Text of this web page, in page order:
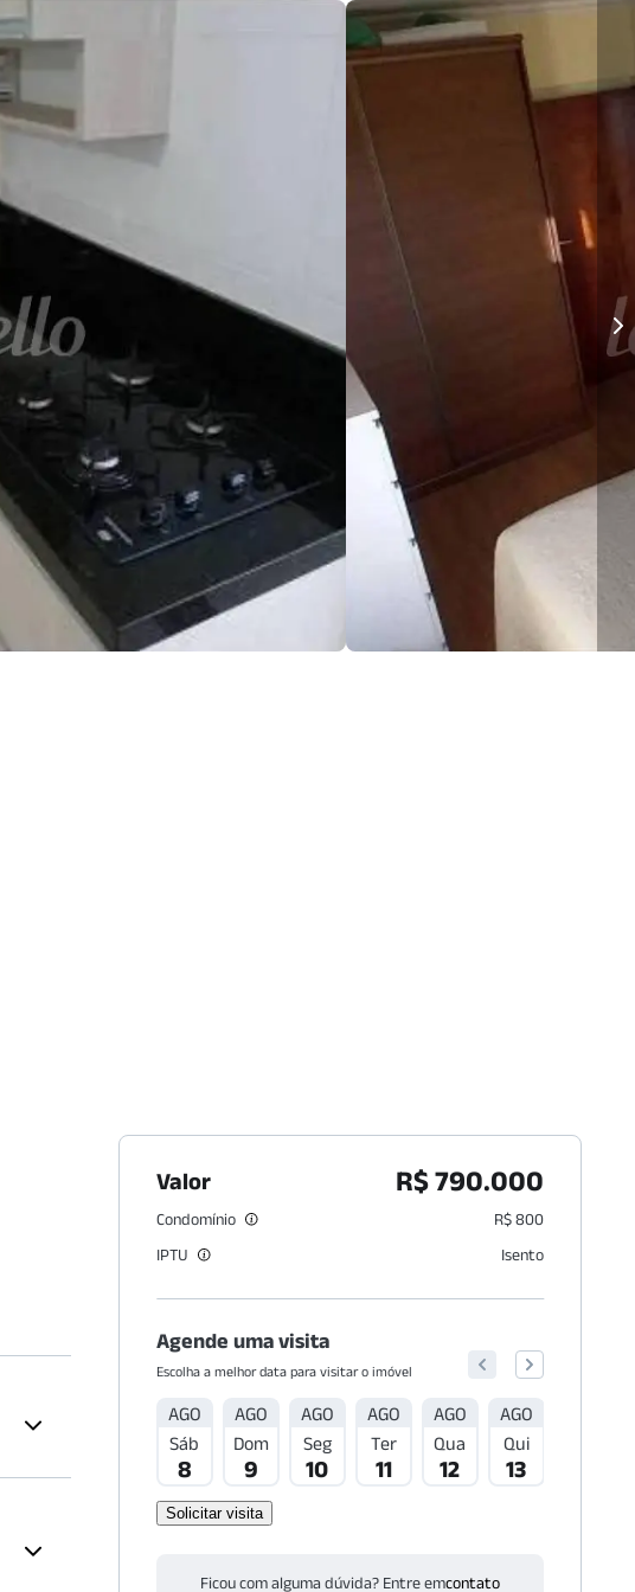
887m)
Valor R$ 790.000
Condomínio
R$ 800
IPTU
Isento
Agende uma visita
Escolha a melhor data para visitar o imóvel
AGO
Sáb
8
AGO
Dom
9
AGO
Seg
10
AGO
Ter
11
AGO
Qua
12
AGO
Qui
13
Solicitar visita
Ficou com alguma dúvida? Entre emcontato